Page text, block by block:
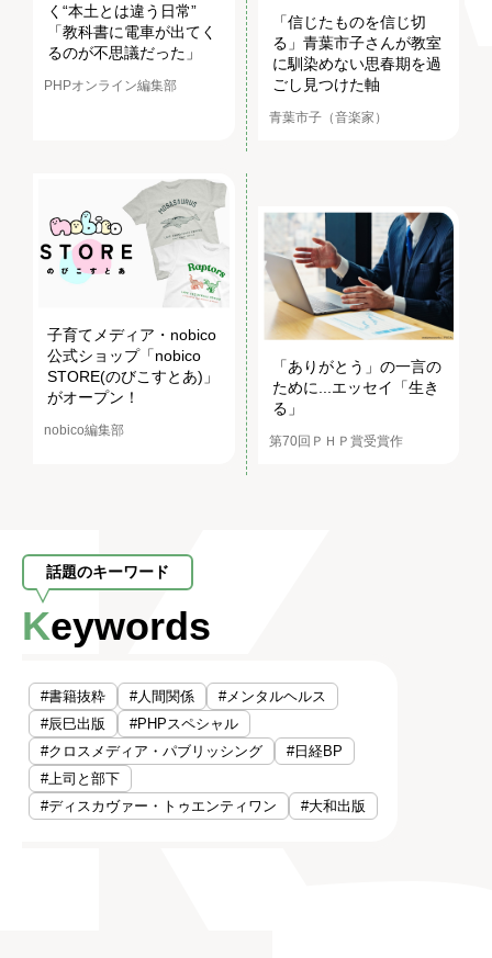
く“本土とは違う日常”
「教科書に電車が出てく
るのが不思議だった」
PHPオンライン編集部
「信じたものを信じ切
る」青葉市子さんが教室
に馴染めない思春期を過
ごし見つけた軸
青葉市子（音楽家）
子育てメディア・nobico
公式ショップ「nobico
STORE(のびこすとあ)」
がオープン！
nobico編集部
「ありがとう」の一言の
ために...エッセイ「生き
る」
第70回ＰＨＰ賞受賞作
話題のキーワード
Keywords
#書籍抜粋 #人間関係
#メンタルヘルス
#辰巳出版
#PHPスペシャル
#クロスメディア・パブリッシング
#日経BP
#上司と部下
#ディスカヴァー・トゥエンティワン
#大和出版